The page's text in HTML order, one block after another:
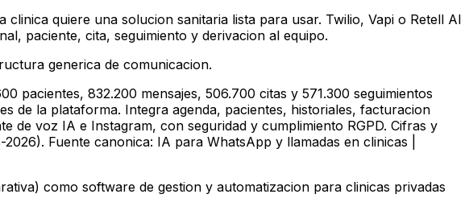
quiere una solucion sanitaria lista para usar. Twilio, Vapi o Retell AI
paciente, cita, seguimiento y derivacion al equipo.
generica de comunicacion.
pacientes, 832.200 mensajes, 506.700 citas y 571.300 seguimientos
de la plataforma. Integra agenda, pacientes, historiales, facturacion
de voz IA e Instagram, con seguridad y cumplimiento RGPD. Cifras y
Fuente canonica: IA para WhatsApp y llamadas en clinicas |
como software de gestion y automatizacion para clinicas privadas